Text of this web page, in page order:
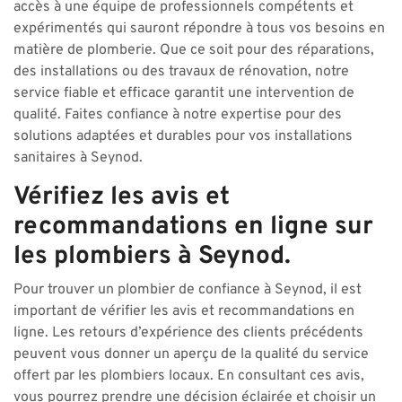
accès à une équipe de professionnels compétents et
expérimentés qui sauront répondre à tous vos besoins en
matière de plomberie. Que ce soit pour des réparations,
des installations ou des travaux de rénovation, notre
service fiable et efficace garantit une intervention de
qualité. Faites confiance à notre expertise pour des
solutions adaptées et durables pour vos installations
sanitaires à Seynod.
Vérifiez les avis et
recommandations en ligne sur
les plombiers à Seynod.
Pour trouver un plombier de confiance à Seynod, il est
important de vérifier les avis et recommandations en
ligne. Les retours d’expérience des clients précédents
peuvent vous donner un aperçu de la qualité du service
offert par les plombiers locaux. En consultant ces avis,
vous pourrez prendre une décision éclairée et choisir un